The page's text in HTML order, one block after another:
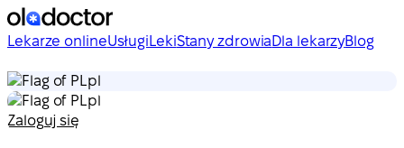
Lekarze onlineUsługi LekiStany zdrowiaDla lekarzyBlog
pl
pl
Zaloguj się